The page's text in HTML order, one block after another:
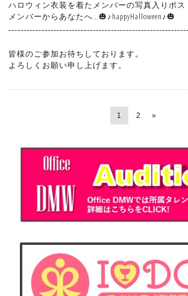
ハロウィン衣装を着たメンバーの写真入りポ
メンバーからあなたへ…🎃♪happyHalloween♪🎃
皆様のご参加お待ちしております。
よろしくお願い申し上げます。
1 2 »